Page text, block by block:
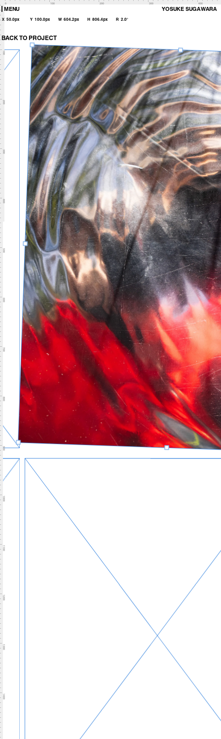
BACK TO PROJECT
MENU YOSUKE SUGAWARA
X 50.0px Y 100.0px W 604.2px H 806.4px R 2.0°
0 100 200 300 400
100
200
300
400
500
600
700
800
900
1000
1100
1200
1300
1400